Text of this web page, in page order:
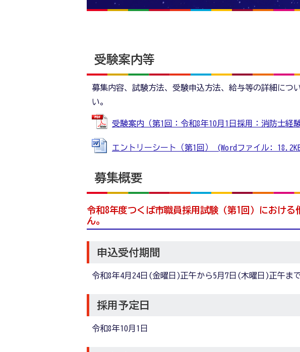
受験案内等
募集内容、試験方法、受験申込方法、給与等の詳細につ
い。
受験案内（第1回：令和8年10月1日採用：消防士経
エントリーシート（第1回） (Wordファイル:
募集概要
令和8年度つくば市職員採用試験（第1回）におけ
ん。
申込受付期間
令和8年4月24日(金曜日)正午から5月7日(木曜日)正午ま
採用予定日
令和8年10月1日